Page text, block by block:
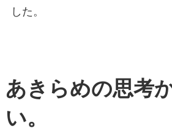
した。
あきらめの思考
い。